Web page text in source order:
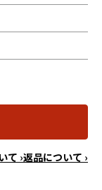
て ›返品について ›